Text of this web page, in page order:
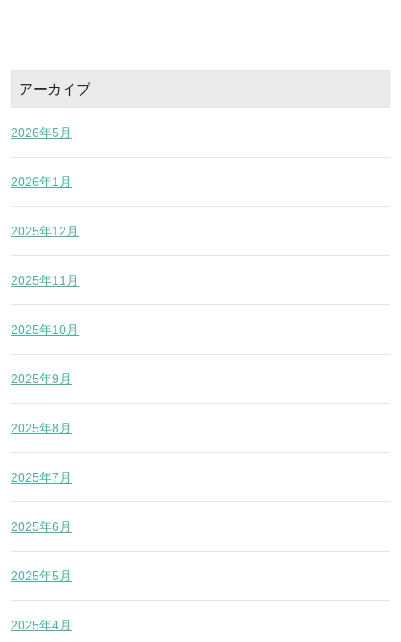
アーカイブ
2026年5月
2026年1月
2025年12月
2025年11月
2025年10月
2025年9月
2025年8月
2025年7月
2025年6月
2025年5月
2025年4月